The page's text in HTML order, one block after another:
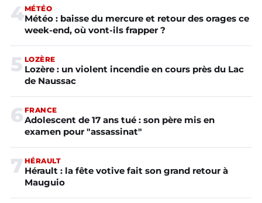
4MÉTÉO
Météo : baisse du mercure et retour des orages ce
week-end, où vont-ils frapper ?
5 LOZÈRE
Lozère : un violent incendie en cours près du Lac
de Naussac
6 FRANCE
Adolescent de 17 ans tué : son père mis en
examen pour "assassinat"
7 HÉRAULT
Hérault : la fête votive fait son grand retour à
Mauguio